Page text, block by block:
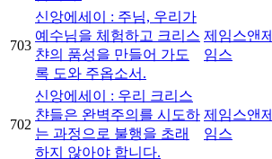
703
신앙에세이 : 주님, 우리가
예수님을 체험하고 크리스
챤의 품성을 만들어 가도
록 도와 주옵소서.
제임스앤제
임스
702
신앙에세이 : 우리 크리스
챤들은 완벽주의를 시도하
는 과정으로 불행을 초래
하지 않아야 합니다.
제임스앤제
임스